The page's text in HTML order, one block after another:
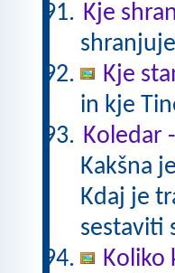
Kje
Kje
in kje
Koledar
Kakšna
Kdaj je
sestaviti
Koliko